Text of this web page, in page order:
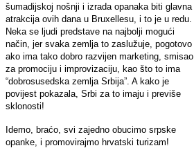
šumadijskoj nošnji i izrada opanaka biti glavna
atrakcija ovih dana u Bruxellesu, i to je u redu.
Neka se ljudi predstave na najbolji mogući
način, jer svaka zemlja to zaslužuje, pogotovo
ako ima tako dobro razvijen marketing, smisao
za promociju i improvizaciju, kao što to ima
“dobrosusedska zemlja Srbija”. A kako je
povijest pokazala, Srbi za to imaju i previše
sklonosti!
Idemo, braćo, svi zajedno obucimo srpske
opanke, i promovirajmo hrvatski turizam!